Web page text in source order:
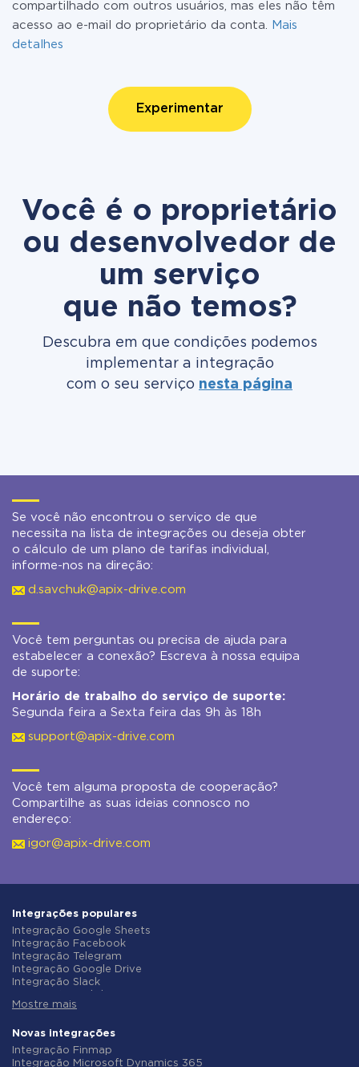
compartilhado com outros usuários, mas eles não têm
acesso ao e-mail do proprietário da conta.
Mais
detalhes
Experimentar
Você é o proprietário
ou desenvolvedor de
um serviço
que não temos?
Descubra em que condições podemos
implementar a integração
com o seu serviço nesta página
Se você não encontrou o serviço de que
necessita na lista de integrações ou deseja obter
o cálculo de um plano de tarifas individual,
informe-nos na direção:
d.savchuk@apix-drive.com
Você tem perguntas ou precisa de ajuda para
estabelecer a conexão? Escreva à nossa equipa
de suporte:
Horário de trabalho do serviço de suporte:
Segunda feira a Sexta feira das 9h às 18h
support@apix-drive.com
Você tem alguma proposta de cooperação?
Compartilhe as suas ideias connosco no
endereço:
igor@apix-drive.com
Integrações populares
Integração Google Sheets
Integração Facebook
Integração Telegram
Integração Google Drive
Integração Slack
Integração Gmail
Integração ClickUp
Integração Airtable
Integração Google Contacts
Mostre mais
Novas integrações
Integração Finmap
Integração Microsoft Dynamics 365